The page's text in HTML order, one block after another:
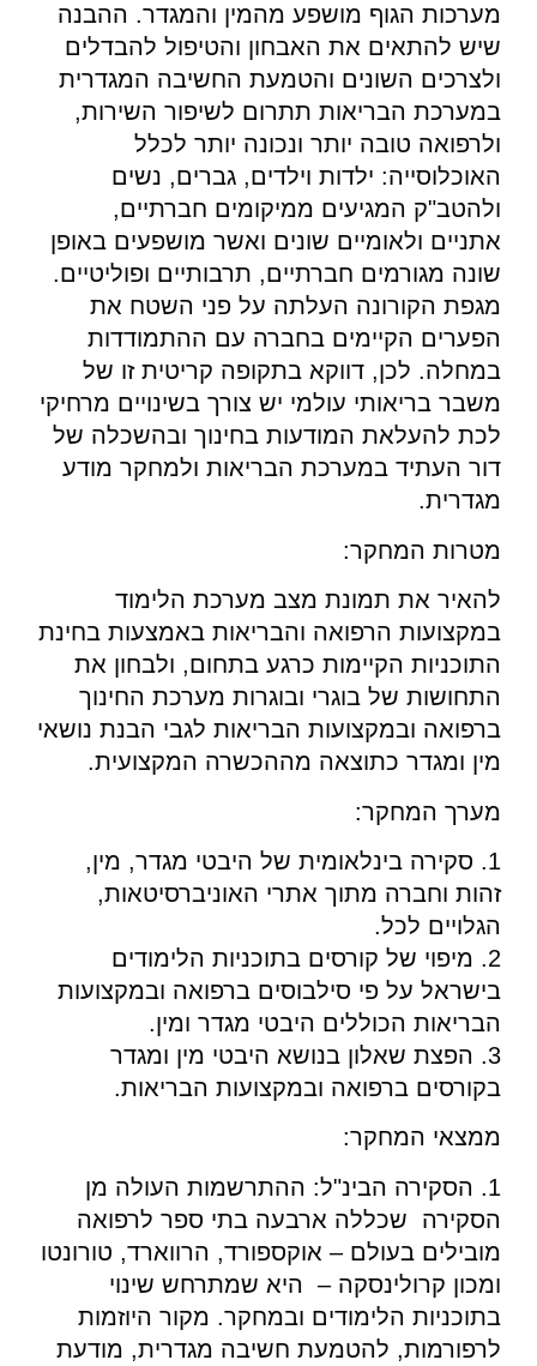
מערכות הגוף מושפע מהמין והמגדר. ההבנה
שיש להתאים את האבחון והטיפול להבדלים
ולצרכים השונים והטמעת החשיבה המגדרית
במערכת הבריאות תתרום לשיפור השירות,
ולרפואה טובה יותר ונכונה יותר לכלל
האוכלוסייה: ילדות וילדים, גברים, נשים
ולהטב"ק המגיעים ממיקומים חברתיים,
אתניים ולאומיים שונים ואשר מושפעים באופן
שונה מגורמים חברתיים, תרבותיים ופוליטיים.
מגפת הקורונה העלתה על פני השטח את
הפערים הקיימים בחברה עם ההתמודדות
במחלה. לכן, דווקא בתקופה קריטית זו של
משבר בריאותי עולמי יש צורך בשינויים מרחיקי
לכת להעלאת המודעות בחינוך ובהשכלה של
דור העתיד במערכת הבריאות ולמחקר מודע
מגדרית.
מטרות המחקר:
להאיר את תמונת מצב מערכת הלימוד
במקצועות הרפואה והבריאות באמצעות בחינת
התוכניות הקיימות כרגע בתחום, ולבחון את
התחושות של בוגרי ובוגרות מערכת החינוך
ברפואה ובמקצועות הבריאות לגבי הבנת נושאי
מין ומגדר כתוצאה מההכשרה המקצועית.
מערך המחקר:
1. סקירה בינלאומית של היבטי מגדר, מין,
זהות וחברה מתוך אתרי האוניברסיטאות,
הגלויים לכל.
2. מיפוי של קורסים בתוכניות הלימודים
בישראל על פי סילבוסים ברפואה ובמקצועות
הבריאות הכוללים היבטי מגדר ומין.
3. הפצת שאלון בנושא היבטי מין ומגדר
בקורסים ברפואה ובמקצועות הבריאות.
ממצאי המחקר:
1. הסקירה הבינ"ל: ההתרשמות העולה מן
הסקירה שכללה ארבעה בתי ספר לרפואה
מובילים בעולם – אוקספורד, הרווארד, טורונטו
ומכון קרולינסקה – היא שמתרחש שינוי
בתוכניות הלימודים ובמחקר. מקור היוזמות
לרפורמות, להטמעת חשיבה מגדרית, מודעת